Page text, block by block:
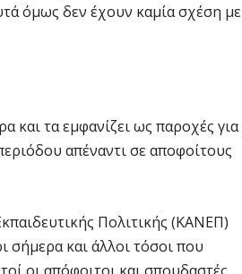
όμως δεν έχουν καμία σχέση με
και τα εμφανίζει ως παροχές για
απέναντι σε αποφοίτους
Πολιτικής (ΚΑΝΕΠ)
σήμερα και άλλοι τόσοι που